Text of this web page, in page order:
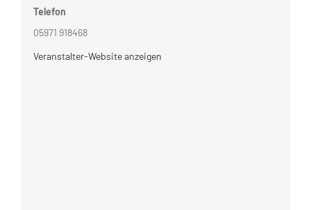
Telefon
05971 918468
Veranstalter-Website anzeigen